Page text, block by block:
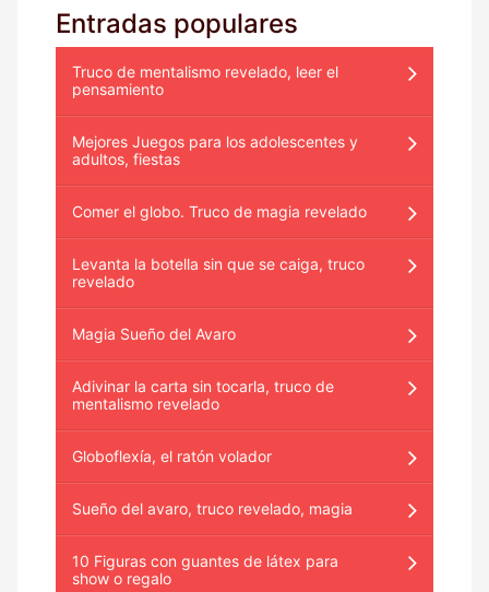
Entradas populares
Truco de mentalismo revelado, leer el
pensamiento
Mejores Juegos para los adolescentes y
adultos, fiestas
Comer el globo. Truco de magia revelado
Levanta la botella sin que se caiga, truco
revelado
Magia Sueño del Avaro
Adivinar la carta sin tocarla, truco de
mentalismo revelado
Globoflexía, el ratón volador
Sueño del avaro, truco revelado, magia
10 Figuras con guantes de látex para
show o regalo